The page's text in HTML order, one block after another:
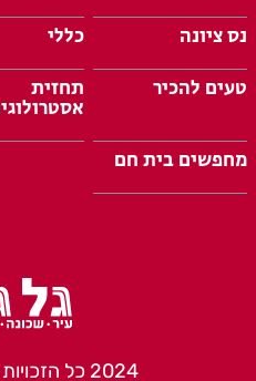
נס ציונה
כללי
טעים להכיר
תחזית
מחפשים בית חם
2024 כל הזכויות שמורות לגל גפן